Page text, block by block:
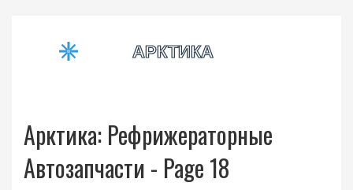
Арктика: Рефрижераторные
Автозапчасти - Page 18